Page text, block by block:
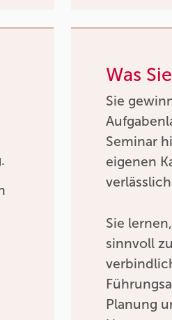
Was
Sie
Seminar
eigenen
Sie
sinnvoll
Planung